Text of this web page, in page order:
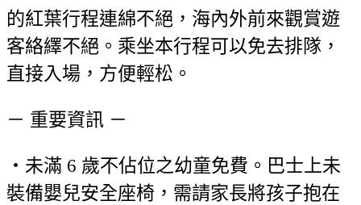
的紅葉行程連綿不絕，海內外前來觀賞遊
客絡繹不絕。乘坐本行程可以免去排隊，
直接入場，方便輕松。
－ 重要資訊 －
・未滿 6 歲不佔位之幼童免費。巴士上未
裝備嬰兒安全座椅，需請家長將孩子抱在